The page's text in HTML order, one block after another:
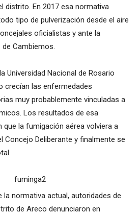
distrito. En 2017 esa normativa
tipo de pulverización desde el aire
oficialistas y ante la
Cambiemos.
Universidad Nacional de Rosario
crecían las enfermedades
muy probablemente vinculadas a
Los resultados de esa
la fumigación aérea volviera a
Concejo Deliberante y finalmente se
la normativa actual, autoridades de
de Areco denunciaron en